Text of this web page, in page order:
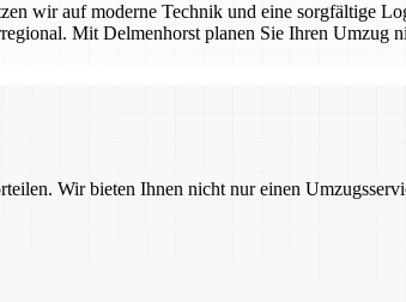
wir auf moderne Technik und eine sorgfältige
Mit Delmenhorst planen Sie Ihren Umzug
Wir bieten Ihnen nicht nur einen